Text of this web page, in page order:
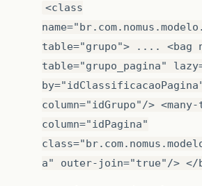
<class
table="grupo"> .... <bag
table="grupo_pagina"
column="idGrupo"/> <many-
column="idPagina"
a" outer-join="true"/> </